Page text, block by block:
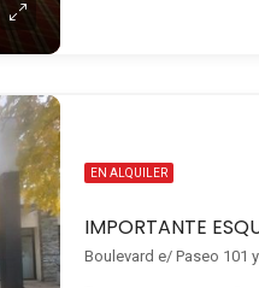
EN ALQUILER
Boulevard e/ Paseo 101